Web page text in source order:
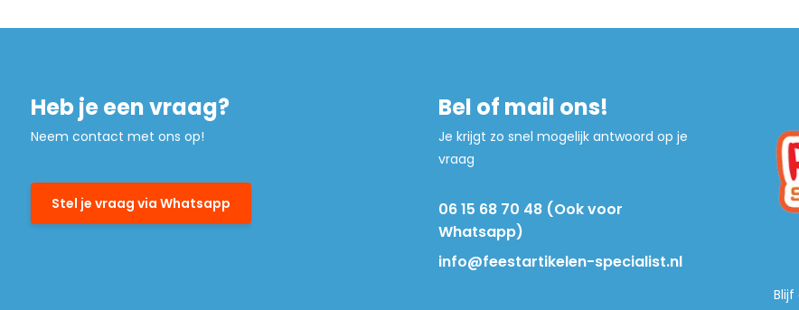
Heb je een vraag?
Neem contact met ons op!
Stel je vraag via Whatsapp
Bel of mail ons!
Je krijgt zo snel mogelijk antwoord op je
vraag
06 15 68 70 48 (Ook voor
Whatsapp)
info@feestartikelen-specialist.nl